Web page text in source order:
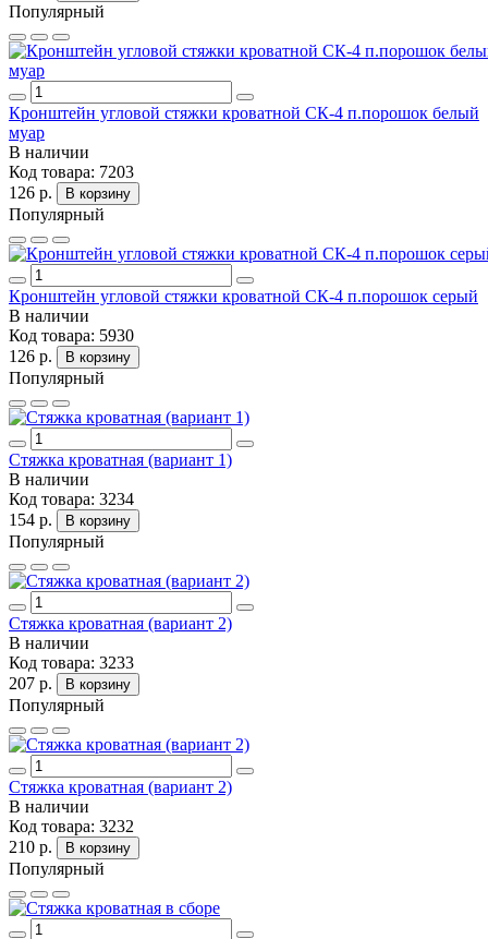
Популярный
Кронштейн угловой стяжки кроватной СК-4 п.порошок белый
муар
В наличии
Код товара: 7203
126 р.
В корзину
Популярный
Кронштейн угловой стяжки кроватной СК-4 п.порошок серый
В наличии
Код товара: 5930
126 р.
В корзину
Популярный
Стяжка кроватная (вариант 1)
В наличии
Код товара: 3234
154 р.
В корзину
Популярный
Стяжка кроватная (вариант 2)
В наличии
Код товара: 3233
207 р.
В корзину
Популярный
Стяжка кроватная (вариант 2)
В наличии
Код товара: 3232
210 р.
В корзину
Популярный